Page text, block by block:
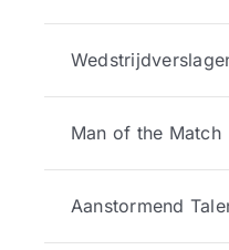
Man of the Match
Aanstormend